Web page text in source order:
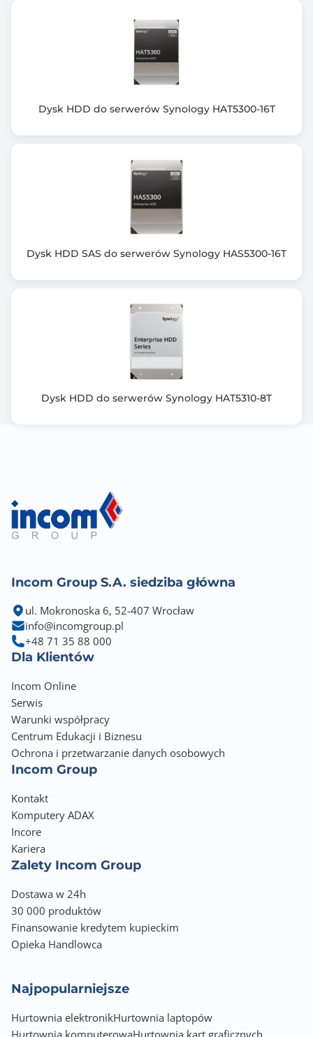
Dysk HDD do serwerów Synology HAT5300-16T
Dysk HDD SAS do serwerów Synology HAS5300-16T
Dysk HDD do serwerów Synology HAT5310-8T
Incom Group S.A. siedziba główna
ul. Mokronoska 6, 52-407 Wrocław
info@incomgroup.pl
+48 71 35 88 000
Dla Klientów
Incom Online
Serwis
Warunki współpracy
Centrum Edukacji i Biznesu
Ochrona i przetwarzanie danych osobowych
Incom Group
Kontakt
Komputery ADAX
Incore
Kariera
Zalety Incom Group
Dostawa w 24h
30 000 produktów
Finansowanie kredytem kupieckim
Opieka Handlowca
Najpopularniejsze
Hurtownia elektronikHurtownia laptopów
Hurtownia komputerowaHurtownia kart graficznych